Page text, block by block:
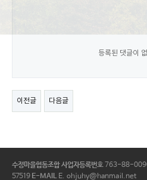
등록된 댓글이
이전글 다음글
수정마을협동조합 사업자등록번호763-88-
57519 E-MAILE. ohjuhy@hanmail.net